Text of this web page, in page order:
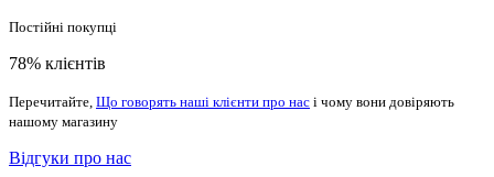
Постійні покупці
78% клієнтів
Перечитайте, Що говорять наші клієнти про нас і чому вони довіряють
нашому магазину
Відгуки про нас